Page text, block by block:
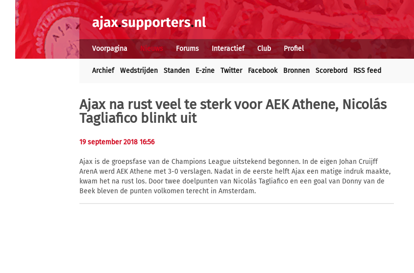
Voorpagina Nieuws Forums Interactief Club Profiel
Archief Wedstrijden Standen E-zine Twitter Facebook Bronnen Scorebord RSS feed
Ajax na rust veel te sterk voor AEK Athene, Nicolás
Tagliafico blinkt uit
19 september 2018 16:56
Ajax is de groepsfase van de Champions League uitstekend begonnen. In de eigen Johan Cruijff
ArenA werd AEK Athene met 3-0 verslagen. Nadat in de eerste helft Ajax een matige indruk maakte,
kwam het na rust los. Door twee doelpunten van Nicolás Tagliafico en een goal van Donny van de
Beek bleven de punten volkomen terecht in Amsterdam.